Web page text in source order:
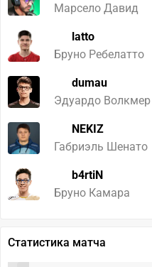
Марсело Давид
latto
Бруно Ребелатто
dumau
Эдуардо Волкмер
NEKIZ
Габриэль Шенато
b4rtiN
Бруно Камара
Статистика матча